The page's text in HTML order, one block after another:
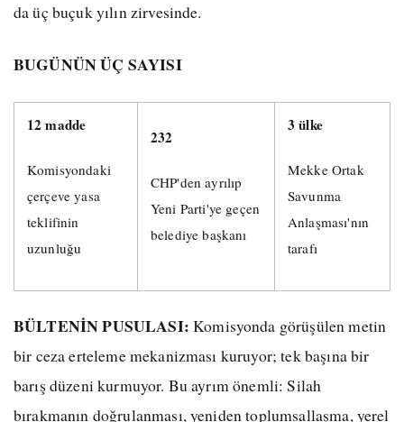
da üç buçuk yılın zirvesinde.
BUGÜNÜN ÜÇ SAYISI
12 madde
Komisyondaki
çerçeve yasa
teklifinin
uzunluğu
232
CHP'den ayrılıp
Yeni Parti'ye geçen
belediye başkanı
3 ülke
Mekke Ortak
Savunma
Anlaşması'nın
tarafı
BÜLTENİN PUSULASI: Komisyonda görüşülen metin
bir ceza erteleme mekanizması kuruyor; tek başına bir
barış düzeni kurmuyor. Bu ayrım önemli: Silah
bırakmanın doğrulanması, yeniden toplumsallaşma, yerel